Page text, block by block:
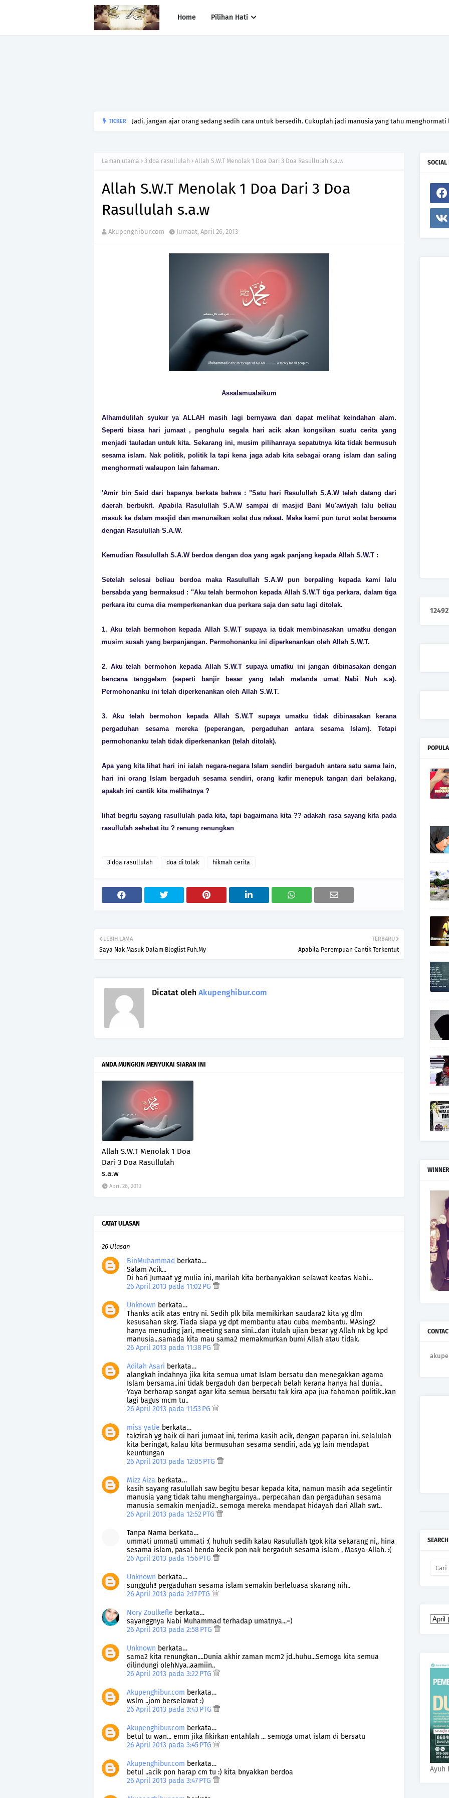
Home Pilihan Hati
TICKER Jadi, jangan ajar orang sedang sedih cara untuk bersedih. Cukuplah jadi manusia yang tahu
Laman utama 3 doa rasullulah Allah S.W.T Menolak 1 Doa Dari 3 Doa Rasullulah s.a.w
Allah S.W.T Menolak 1 Doa Dari 3 Doa
Rasullulah s.a.w
Akupenghibur.com Jumaat, April 26, 2013
Assalamualaikum
Alhamdulilah syukur ya ALLAH masih lagi bernyawa dan dapat melihat keindahan alam.
Seperti biasa hari jumaat , penghulu segala hari acik akan kongsikan suatu cerita yang
menjadi tauladan untuk kita. Sekarang ini, musim pilihanraya sepatutnya kita tidak bermusuh
sesama islam. Nak politik, politik la tapi kena jaga adab kita sebagai orang islam dan saling
menghormati walaupon lain fahaman.
'Amir bin Said dari bapanya berkata bahwa : "Satu hari Rasulullah S.A.W telah datang dari
daerah berbukit. Apabila Rasulullah S.A.W sampai di masjid Bani Mu'awiyah lalu beliau
masuk ke dalam masjid dan menunaikan solat dua rakaat. Maka kami pun turut solat bersama
dengan Rasulullah S.A.W.
Kemudian Rasulullah S.A.W berdoa dengan doa yang agak panjang kepada Allah S.W.T :
Setelah selesai beliau berdoa maka Rasulullah S.A.W pun berpaling kepada kami lalu
bersabda yang bermaksud : "Aku telah bermohon kepada Allah S.W.T tiga perkara, dalam tiga
perkara itu cuma dia memperkenankan dua perkara saja dan satu lagi ditolak.
1. Aku telah bermohon kepada Allah S.W.T supaya ia tidak membinasakan umatku dengan
musim susah yang berpanjangan. Permohonanku ini diperkenankan oleh Allah S.W.T.
2. Aku telah bermohon kepada Allah S.W.T supaya umatku ini jangan dibinasakan dengan
bencana tenggelam (seperti banjir besar yang telah melanda umat Nabi Nuh s.a).
Permohonanku ini telah diperkenankan oleh Allah S.W.T.
3. Aku telah bermohon kepada Allah S.W.T supaya umatku tidak dibinasakan kerana
pergaduhan sesama mereka (peperangan, pergaduhan antara sesama Islam). Tetapi
permohonanku telah tidak diperkenankan (telah ditolak).
Apa yang kita lihat hari ini ialah negara-negara Islam sendiri bergaduh antara satu sama lain,
hari ini orang Islam bergaduh sesama sendiri, orang kafir menepuk tangan dari belakang,
apakah ini cantik kita melihatnya ?
lihat begitu sayang rasullulah pada kita, tapi bagaimana kita ?? adakah rasa sayang kita pada
rasullulah sehebat itu ? renung renungkan
3 doa rasullulah doa di tolak hikmah cerita
TERBARU
Apabila Perempuan Cantik Terkentut
LEBIH LAMA
Saya Nak Masuk Dalam Bloglist Fuh.My
Dicatat oleh Akupenghibur.com
ANDA MUNGKIN MENYUKAI SIARAN INI
Allah S.W.T Menolak 1 Doa
Dari 3 Doa Rasullulah
s.a.w
April 26, 2013
CATAT ULASAN
26 Ulasan
BinMuhammad berkata…
Salam Acik...
Di hari Jumaat yg mulia ini, marilah kita berbanyakkan selawat keatas Nabi...
26 April 2013 pada 11:02 PG
Unknown berkata…
Thanks acik atas entry ni. Sedih plk bila memikirkan saudara2 kita yg dlm
kesusahan skrg. Tiada siapa yg dpt membantu atau cuba membantu. MAsing2
hanya menuding jari, meeting sana sini...dan itulah ujian besar yg Allah nk bg kpd
manusia...samada kita mau sama2 memakmurkan bumi Allah atau tidak.
26 April 2013 pada 11:38 PG
Adilah Asari berkata…
alangkah indahnya jika kita semua umat Islam bersatu dan menegakkan agama
Islam bersama..ini tidak bergaduh dan berpecah belah kerana hanya hal dunia..
Yaya berharap sangat agar kita semua bersatu tak kira apa jua fahaman politik..kan
lagi bagus mcm tu..
26 April 2013 pada 11:53 PG
miss yatie berkata…
takzirah yg baik di hari jumaat ini, terima kasih acik, dengan paparan ini, selalulah
kita beringat, kalau kita bermusuhan sesama sendiri, ada yg lain mendapat
keuntungan
26 April 2013 pada 12:05 PTG
Mizz Aiza berkata…
kasih sayang rasulullah saw begitu besar kepada kita, namun masih ada segelintir
manusia yang tidak tahu menghargainya.. perpecahan dan pergaduhan sesama
manusia semakin menjadi2.. semoga mereka mendapat hidayah dari Allah swt..
26 April 2013 pada 12:52 PTG
Tanpa Nama berkata…
ummati ummati ummati :( huhuh sedih kalau Rasulullah tgok kita sekarang ni,, hina
sesama islam, pasal benda kecik pon nak bergaduh sesama islam , Masya-Allah. :(
26 April 2013 pada 1:56 PTG
Unknown berkata…
sungguh!! pergaduhan sesama islam semakin berleluasa skarang nih..
26 April 2013 pada 2:17 PTG
Nory Zoulkefle berkata…
sayanggnya Nabi Muhammad terhadap umatnya...=)
26 April 2013 pada 2:58 PTG
Unknown berkata…
sama2 kita renungkan....Dunia akhir zaman mcm2 jd..huhu...Semoga kita semua
dilindungi olehNya..aamiin..
26 April 2013 pada 3:22 PTG
Akupenghibur.com berkata…
wslm ..jom berselawat :)
26 April 2013 pada 3:43 PTG
Akupenghibur.com berkata…
betul tu wan... emm jika fikirkan entahlah ... semoga umat islam di bersatu
26 April 2013 pada 3:45 PTG
Akupenghibur.com berkata…
betul ..acik pon harap cm tu :) kita bnyakkan berdoa
26 April 2013 pada 3:47 PTG
SOCIAL
12492
Ayuh